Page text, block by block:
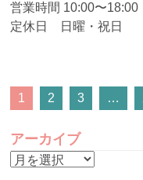
営業時間 10:00〜18:00
定休日 日曜・祝日
POSTS
NAVIGATION
1 2 3 …
アーカイブ
ア